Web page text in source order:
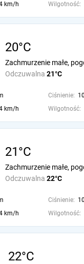
km/h Wilgotność:
20°C
Odczuwalna 21°C
Zachmurzenie małe,
Ciśnienie:
km/h Wilgotność:
21°C
Odczuwalna 22°C
Zachmurzenie małe,
Ciśnienie:
km/h Wilgotność:
22°C